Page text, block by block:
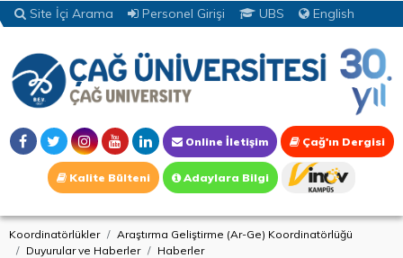
Site İçi Arama Personel Girişi UBS English
Online İletişim Çağ'ın Dergisi
Kalite Bülteni Adaylara Bilgi
Koordinatörlükler
Araştırma Geliştirme (Ar-Ge) Koordinatörlüğü
Duyurular ve Haberler
Haberler